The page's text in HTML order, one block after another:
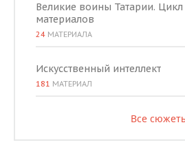
Великие воины Татарии. Цикл
материалов
24 МАТЕРИАЛА
Искусственный интеллект
181 МАТЕРИАЛ
Все